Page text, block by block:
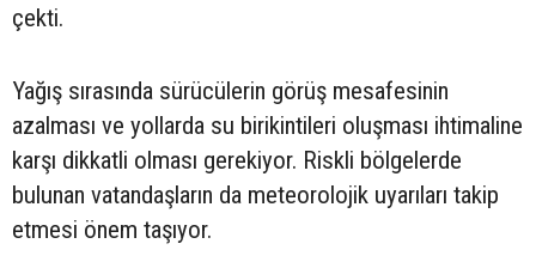
çekti.
Yağış sırasında sürücülerin görüş mesafesinin
azalması ve yollarda su birikintileri oluşması ihtimaline
karşı dikkatli olması gerekiyor. Riskli bölgelerde
bulunan vatandaşların da meteorolojik uyarıları takip
etmesi önem taşıyor.